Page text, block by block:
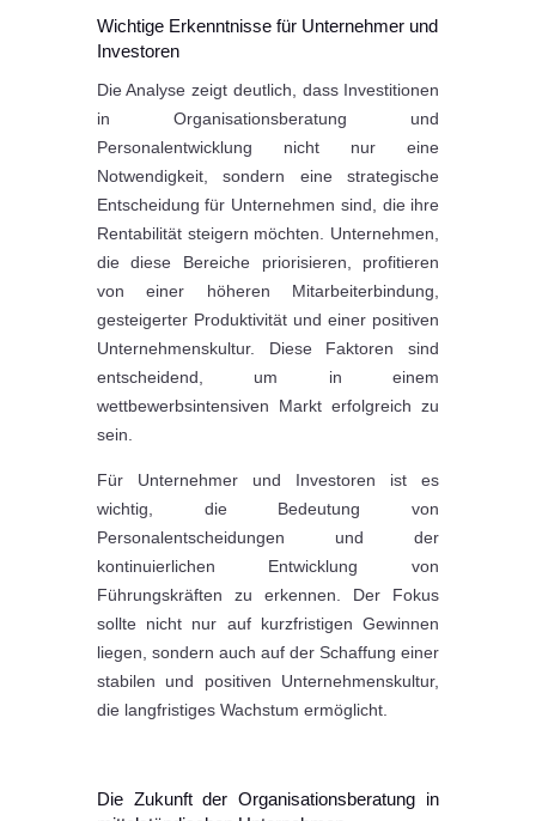
Wichtige Erkenntnisse für Unternehmer und
Investoren
Die Analyse zeigt deutlich, dass Investitionen
in Organisationsberatung und
Personalentwicklung nicht nur eine
Notwendigkeit, sondern eine strategische
Entscheidung für Unternehmen sind, die ihre
Rentabilität steigern möchten. Unternehmen,
die diese Bereiche priorisieren, profitieren
von einer höheren Mitarbeiterbindung,
gesteigerter Produktivität und einer positiven
Unternehmenskultur. Diese Faktoren sind
entscheidend, um in einem
wettbewerbsintensiven Markt erfolgreich zu
sein.
Für Unternehmer und Investoren ist es
wichtig, die Bedeutung von
Personalentscheidungen und der
kontinuierlichen Entwicklung von
Führungskräften zu erkennen. Der Fokus
sollte nicht nur auf kurzfristigen Gewinnen
liegen, sondern auch auf der Schaffung einer
stabilen und positiven Unternehmenskultur,
die langfristiges Wachstum ermöglicht.
Die Zukunft der Organisationsberatung in